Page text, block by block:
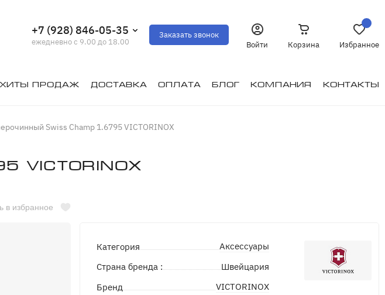
+7 (928) 846-05-35
ежедневно с 9.00 до 18.00
Заказать звонок
Войти
Корзина Избранное
Хиты продаж Доставка Оплата Блог Компания Контакты
Swiss Champ 1.6795 VICTORINOX
в избранное
Категория
Аксессуары
Страна бренда :
Швейцария
Бренд
VICTORINOX